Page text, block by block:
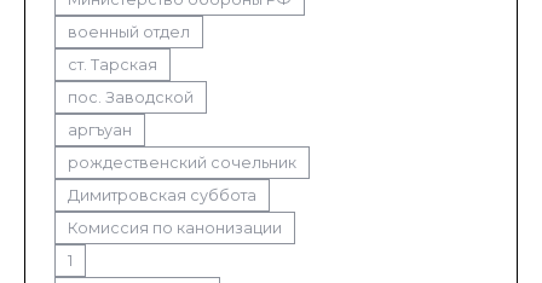
военный отдел
ст. Тарская
пос. Заводской
аргъуан
рождественский сочельник
Димитровская суббота
Комиссия по канонизации
1